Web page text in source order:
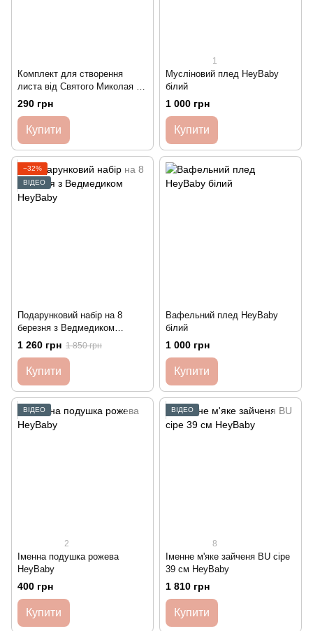
Комплект для створення
листа від Святого Миколая чи
Санти
290 грн
Купити
1
Мусліновий плед HeyBaby
білий
1 000 грн
Купити
−32%
ВІДЕО
Подарунковий набір на 8
березня з Ведмедиком
HeyBaby
1 260 грн 1 850 грн
Купити
Вафельний плед HeyBaby
білий
1 000 грн
Купити
ВІДЕО
2
Іменна подушка рожева
HeyBaby
400 грн
Купити
ВІДЕО
8
Іменне м'яке зайченя BU сіре
39 см HeyBaby
1 810 грн
Купити